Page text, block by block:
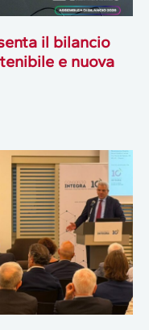
il bilancio
e nuova